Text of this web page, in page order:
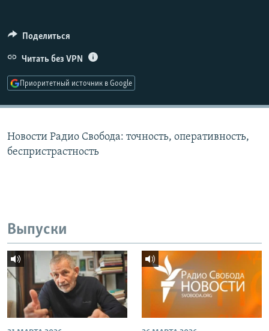
ПОДПИШИТЕСЬ НА РАССЫЛКУ
СОЦИАЛЬНЫЕ СЕТИ
Поделиться
Читать без VPN
Приоритетный источник в Google
Новости Радио Свобода: точность, оперативность,
беспристрастность
Выпуски